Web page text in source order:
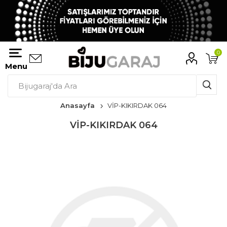
Menu
0
Anasayfa VİP-KIKIRDAK 064
VİP-KIKIRDAK 064